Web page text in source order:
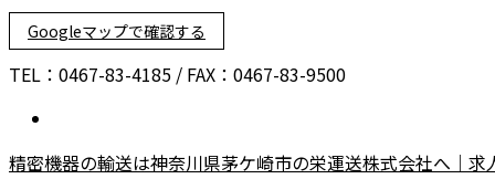
Googleマップで確認する
TEL：0467-83-4185 / FAX：0467-83-9500
精密機器の輸送は神奈川県茅ケ崎市の栄運送株式会社へ｜求